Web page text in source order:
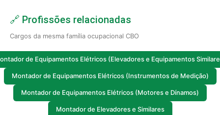
🔗 Profissões relacionadas
Cargos da mesma família ocupacional CBO
de Equipamentos Elétricos (Elevadores e Equipamentos
Montador de Equipamentos Elétricos (Instrumentos de Medição)
Montador de Equipamentos Elétricos (Motores e Dínamos)
Montador de Elevadores e Similares